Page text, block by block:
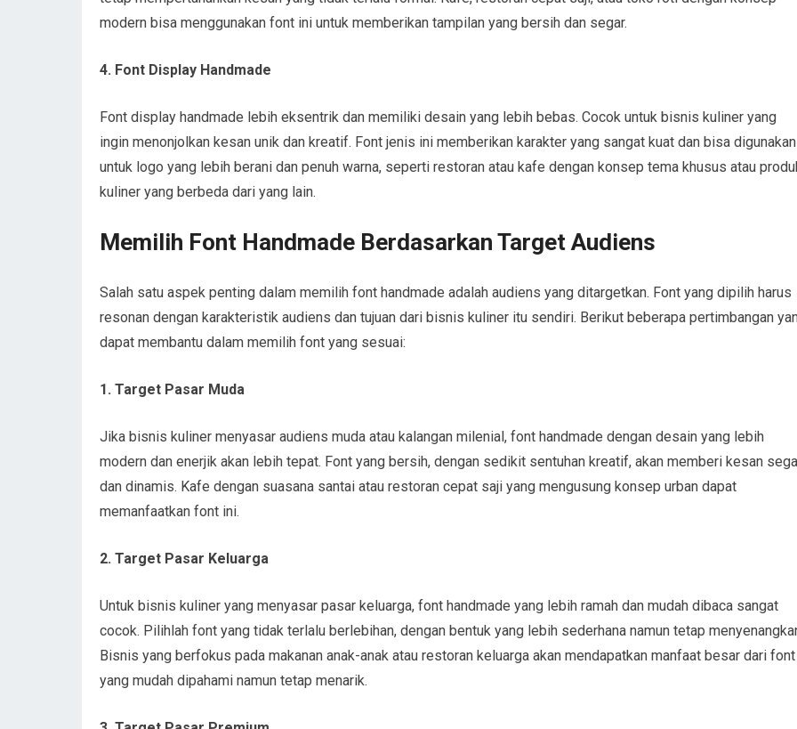
modern bisa menggunakan font ini untuk memberikan tampilan yang bersih dan segar.
4. Font Display Handmade
Font display handmade lebih eksentrik dan memiliki desain yang lebih bebas. Cocok untuk bisnis kuliner yang
ingin menonjolkan kesan unik dan kreatif. Font jenis ini memberikan karakter yang sangat kuat dan bisa digunakan
untuk logo yang lebih berani dan penuh warna, seperti restoran atau kafe dengan konsep tema khusus atau
kuliner yang berbeda dari yang lain.
Memilih Font Handmade Berdasarkan Target Audiens
Salah satu aspek penting dalam memilih font handmade adalah audiens yang ditargetkan. Font yang dipilih harus
resonan dengan karakteristik audiens dan tujuan dari bisnis kuliner itu sendiri. Berikut beberapa pertimbangan
dapat membantu dalam memilih font yang sesuai:
1. Target Pasar Muda
Jika bisnis kuliner menyasar audiens muda atau kalangan milenial, font handmade dengan desain yang lebih
modern dan enerjik akan lebih tepat. Font yang bersih, dengan sedikit sentuhan kreatif, akan memberi kesan
dan dinamis. Kafe dengan suasana santai atau restoran cepat saji yang mengusung konsep urban dapat
memanfaatkan font ini.
2. Target Pasar Keluarga
Untuk bisnis kuliner yang menyasar pasar keluarga, font handmade yang lebih ramah dan mudah dibaca sangat
cocok. Pilihlah font yang tidak terlalu berlebihan, dengan bentuk yang lebih sederhana namun tetap
Bisnis yang berfokus pada makanan anak-anak atau restoran keluarga akan mendapatkan manfaat besar dari font
yang mudah dipahami namun tetap menarik.